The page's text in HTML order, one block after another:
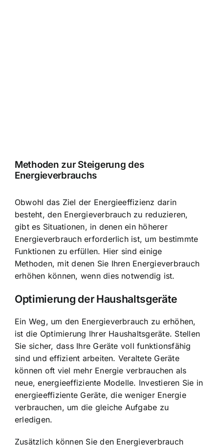
Methoden zur Steigerung des
Energieverbrauchs
Obwohl das Ziel der Energieeffizienz darin
besteht, den Energieverbrauch zu reduzieren,
gibt es Situationen, in denen ein höherer
Energieverbrauch erforderlich ist, um bestimmte
Funktionen zu erfüllen. Hier sind einige
Methoden, mit denen Sie Ihren Energieverbrauch
erhöhen können, wenn dies notwendig ist.
Optimierung der Haushaltsgeräte
Ein Weg, um den Energieverbrauch zu erhöhen,
ist die Optimierung Ihrer Haushaltsgeräte. Stellen
Sie sicher, dass Ihre Geräte voll funktionsfähig
sind und effizient arbeiten. Veraltete Geräte
können oft viel mehr Energie verbrauchen als
neue, energieeffiziente Modelle. Investieren Sie in
energieeffiziente Geräte, die weniger Energie
verbrauchen, um die gleiche Aufgabe zu
erledigen.
Zusätzlich können Sie den Energieverbrauch